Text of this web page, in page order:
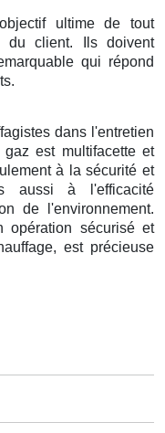
ultime de tout
du client. Ils doivent
qui répond
dans l'entretien
est multifacette et
à la sécurité et
aussi à l'efficacité
de l'environnement.
opération sécurisé et
est précieuse